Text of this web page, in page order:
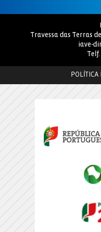
Travessa das Terras
iave-
Telf.